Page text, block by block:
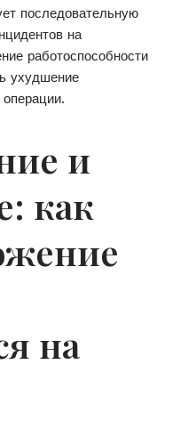
последовательную
на
работоспособности
ухудшение
и
как
на